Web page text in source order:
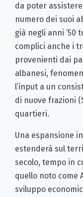
da poter
numero dei suoi
già negli anni ’50
complici anche i
provenienti dai
albanesi,
l’input a un
di nuove frazioni
quartieri.
Una espansione
estenderà sul
secolo, tempo in
quello noto come
sviluppo